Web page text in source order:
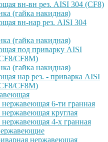
вн-вн рез. AISI 304 (CF8)
(гайка накидная)
вн-нар рез. AISI 304
(гайка накидная)
под приварку AISI
CF8M)
(гайка накидная)
нар рез. - приварка AISI
CF8M)
нержавеющая 6-ти гранная
нержавеющая круглая
нержавеющая 4-х гранная
нержавеющая